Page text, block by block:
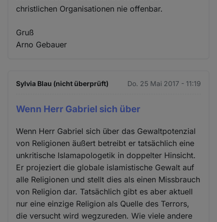
christlichen Organisationen nie offenbar.
Gruß
Arno Gebauer
Sylvia Blau (nicht überprüft) Do. 25 Mai 2017 - 11:19
Wenn Herr Gabriel sich über
Wenn Herr Gabriel sich über das Gewaltpotenzial
von Religionen äußert betreibt er tatsächlich eine
unkritische Islamapologetik in doppelter Hinsicht.
Er projeziert die globale islamistische Gewalt auf
alle Religionen und stellt dies als einen Missbrauch
von Religion dar. Tatsächlich gibt es aber aktuell
nur eine einzige Religion als Quelle des Terrors,
die versucht wird wegzureden. Wie viele andere